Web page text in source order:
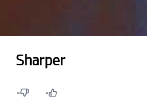
Sharper
۰ ۰